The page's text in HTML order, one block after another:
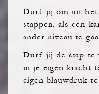
Durf jij om uit het
stappen, als een
ander niveau te
Durf jij de stap te
in je eigen kracht
eigen blauwdruk te